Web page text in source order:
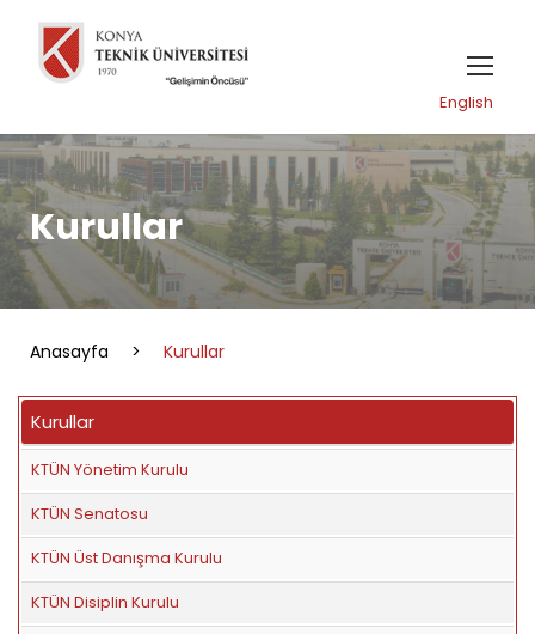
English
Kurullar
Anasayfa > Kurullar
Kurullar
KTÜN Yönetim Kurulu
KTÜN Senatosu
KTÜN Üst Danışma Kurulu
KTÜN Disiplin Kurulu